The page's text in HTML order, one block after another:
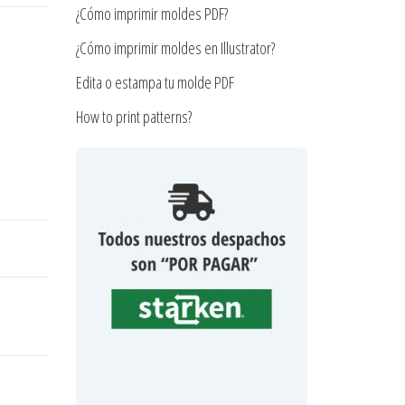
¿Cómo imprimir moldes PDF?
¿Cómo imprimir moldes en Illustrator?
Edita o estampa tu molde PDF
How to print patterns?